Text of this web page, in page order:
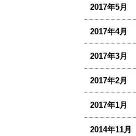
2017年5月
2017年4月
2017年3月
2017年2月
2017年1月
2014年11月